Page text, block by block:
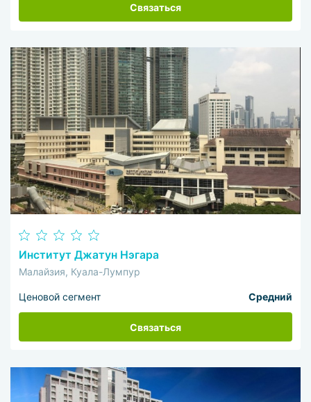
Связаться
Институт Джатун Нэгара
Малайзия, Куала-Лумпур
Ценовой сегмент Средний
Связаться